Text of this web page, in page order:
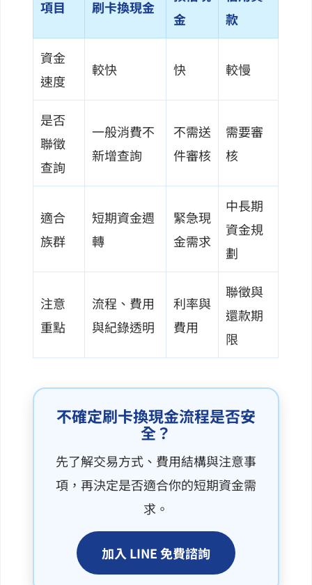
項目 刷卡換現金
金
款
資金
速度
較快 快 較慢
是否
聯徵
查詢
一般消費不
新增查詢
不需送
件審核
需要審
核
適合
族群
短期資金週
轉
緊急現
金需求
中長期
資金規
劃
注意
重點
流程、費用
與紀錄透明
利率與
費用
聯徵與
還款期
限
不確定刷卡換現金流程是否安
全？
先了解交易方式、費用結構與注意事
項，再決定是否適合你的短期資金需
求。
加入 LINE 免費諮詢